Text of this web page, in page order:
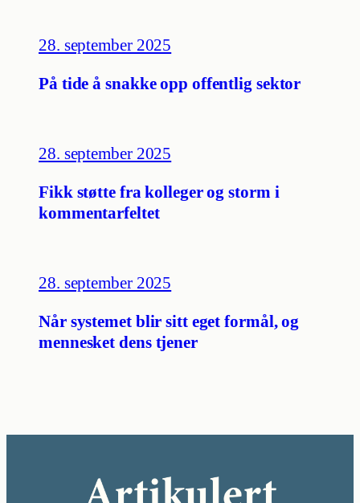
28. september 2025
På tide å snakke opp offentlig sektor
28. september 2025
Fikk støtte fra kolleger og storm i
kommentarfeltet
28. september 2025
Når systemet blir sitt eget formål, og
mennesket dens tjener